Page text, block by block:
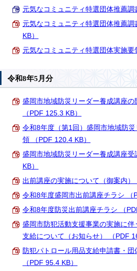
元気なコミュニティ特選団体推薦調
元気なコミュニティ特選団体推薦
KB）
元気なコミュニティ特選団体実施要
令和8年5月分
盛岡市地域防災リーダー養成講座の
（PDF 125.3 KB）
令和8年度（第1回）盛岡市地域防
領 （PDF 120.4 KB）
盛岡市地域防災リーダー養成講座
KB）
出前講座の実施について（御案内）
令和8年度盛岡市出前講座チラシ （
令和8年度防災出前講座チラシ （
盛岡市防犯活動支援事業の実施に
支給について（お知らせ） （PDF
防犯パトロール用品支給申請書・団
（PDF 95.4 KB）